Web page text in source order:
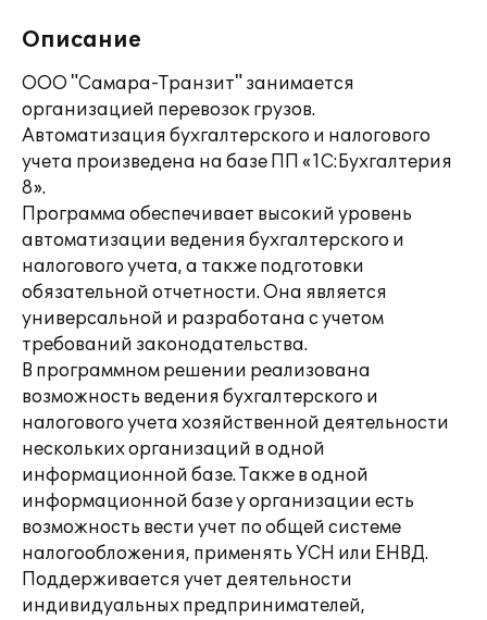
Описание
ООО "Самара-Транзит" занимается
организацией перевозок грузов.
Автоматизация бухгалтерского и налогового
учета произведена на базе ПП «1С:Бухгалтерия
8».
Программа обеспечивает высокий уровень
автоматизации ведения бухгалтерского и
налогового учета, а также подготовки
обязательной отчетности. Она является
универсальной и разработана с учетом
требований законодательства.
В программном решении реализована
возможность ведения бухгалтерского и
налогового учета хозяйственной деятельности
нескольких организаций в одной
информационной базе. Также в одной
информационной базе у организации есть
возможность вести учет по общей системе
налогообложения, применять УСН или ЕНВД.
Поддерживается учет деятельности
индивидуальных предпринимателей,